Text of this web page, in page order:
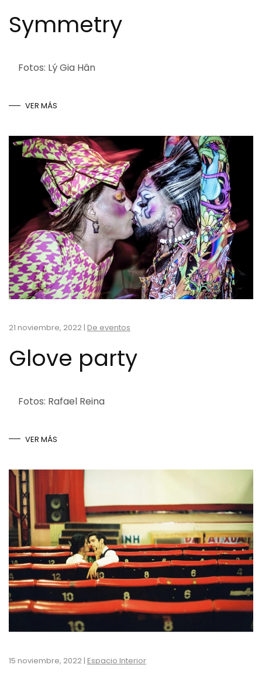
Symmetry
Fotos: Lý Gia Hân
VER MÁS
21 noviembre, 2022 | De eventos
Glove party
Fotos: Rafael Reina
VER MÁS
15 noviembre, 2022 | Espacio Interior